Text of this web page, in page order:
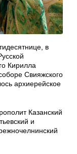
в
Кирилла
Свияжского
архиерейское
Казанский
и